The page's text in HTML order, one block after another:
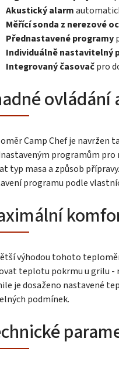
Akustický alarm
Měřící sonda z nerezové
Přednastavené programy
Individuálně nastavitelný
Integrovaný časovačpro
ovládání
Camp Chef je navržen
programům
typ masa a způsob
programu podle
výhodou tohoto
teplotu pokrmu u grilu -
je dosaženo nastavené
podmínek.